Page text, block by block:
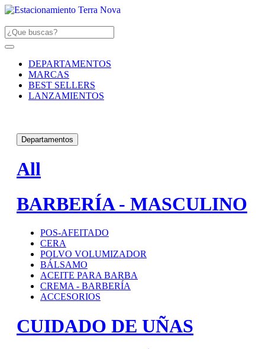
DEPARTAMENTOS
MARCAS
BEST SELLERS
LANZAMIENTOS
Departamentos
All
BARBERÍA - MASCULINO
POS-AFEITADO
CERA
POLVO VOLUMIZADOR
BÁLSAMO
ACEITE PARA BARBA
CREMA - BARBERÍA
ACCESORIOS
CUIDADO DE UÑAS